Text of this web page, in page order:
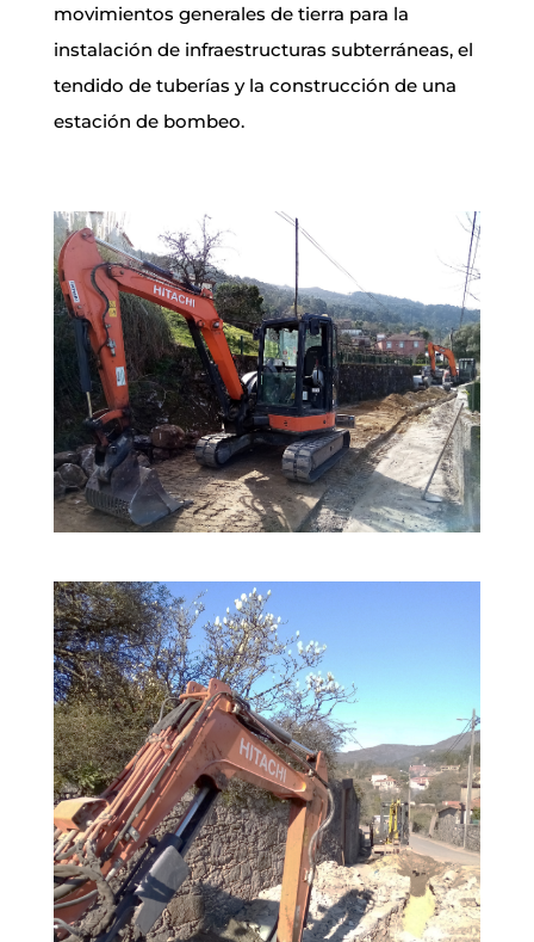
movimientos generales de tierra para la
instalación de infraestructuras subterráneas, el
tendido de tuberías y la construcción de una
estación de bombeo.